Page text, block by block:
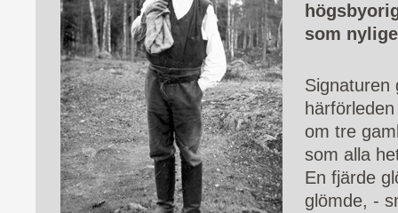
som
Signaturen
om tre
som alla
En fjärde
glömde, -